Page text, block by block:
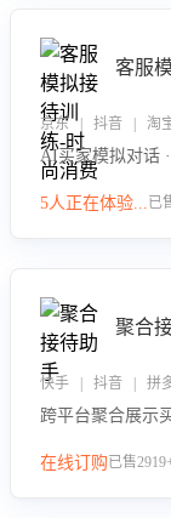
客服
京东 | 抖音 | 淘
AI买家模拟对话
5人正在体验...已
聚合
快手 | 抖音 | 拼
跨平台聚合展示
在线订购已售